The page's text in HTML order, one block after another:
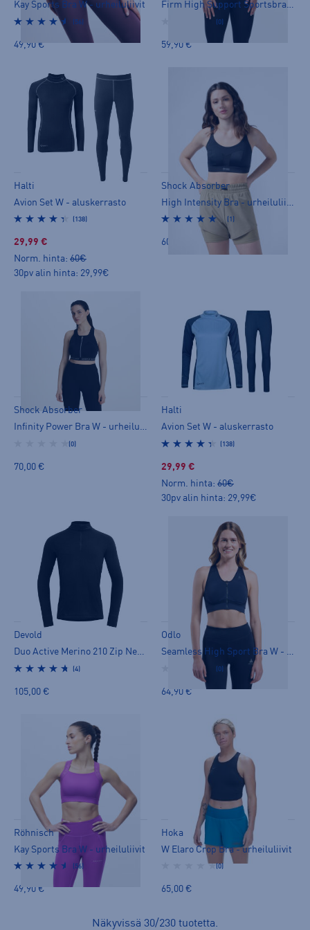
Kay Sports Bra W - urheiluliivit
(56)
49,90 €
Firm High Support Sportsbra - urheiluliivit
(0)
59,90 €
Halti
Avion Set W - aluskerrasto
(138)
29,99 €
Norm. hinta: 60€
30pv alin hinta: 29,99€
Shock Absorber
High Intensity Bra - urheiluliivit
(1)
60,00 €
Shock Absorber
Infinity Power Bra W - urheiluliivit
(0)
70,00 €
Halti
Avion Set W - aluskerrasto
(138)
29,99 €
Norm. hinta: 60€
30pv alin hinta: 29,99€
Devold
Duo Active Merino 210 Zip Neck M - aluspaita
(4)
105,00 €
Odlo
Seamless High Sport Bra W - urheiluliivit
(0)
64,90 €
Röhnisch
Kay Sports Bra W - urheiluliivit
(56)
49,90 €
Hoka
W Elaro Crop Bra - urheiluliivit
(0)
65,00 €
Näkyvissä 30/230 tuotetta.